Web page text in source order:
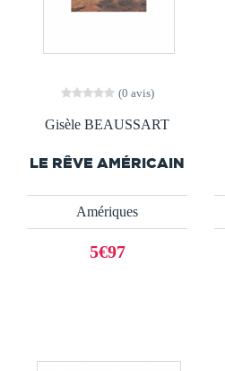
(0 avis)
Gisèle BEAUSSART
LE RÊVE AMÉRICAIN
Amériques
5€97